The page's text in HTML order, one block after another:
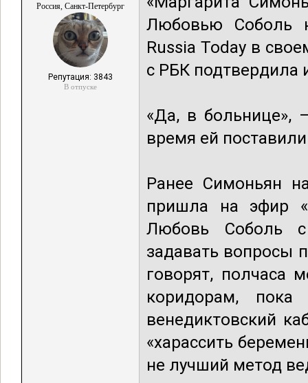
Россия, Санкт-Петербург
Репутация: 3843
В отпуске
Любовью Соболь
Russia Today в
с РБК подтвердила
«Да, в больнице»,
время ей
Ранее Симоньян
пришла на эфир
Любовь Соболь с
задавать вопросы
говорят, полчаса
коридорам,
венедиктовский
«харассить
не лучший метод